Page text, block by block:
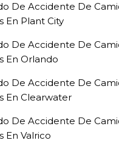
De Accidente De
En Plant City
De Accidente De
En Orlando
De Accidente De
En Clearwater
De Accidente De
En Valrico